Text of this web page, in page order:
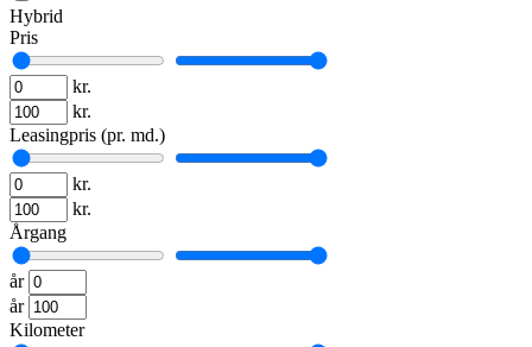
Hybrid
Pris
kr.
kr.
Leasingpris (pr. md.)
kr.
kr.
Årgang
år
år
Kilometer